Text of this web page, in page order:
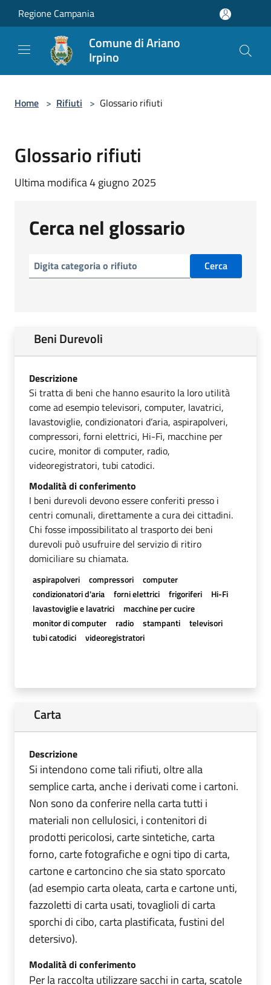
Salta al contenuto principale
Regione Campania
Comune di Ariano
Irpino
Home > Rifiuti > Glossario rifiuti
Glossario rifiuti
Ultima modifica 4 giugno 2025
Cerca nel glossario
Cerca
Beni Durevoli
Descrizione
Si tratta di beni che hanno esaurito la loro utilità
come ad esempio televisori, computer, lavatrici,
lavastoviglie, condizionatori d’aria, aspirapolveri,
compressori, forni elettrici, Hi-Fi, macchine per
cucire, monitor di computer, radio,
videoregistratori, tubi catodici.
Modalità di conferimento
I beni durevoli devono essere conferiti presso i
centri comunali, direttamente a cura dei cittadini.
Chi fosse impossibilitato al trasporto dei beni
durevoli può usufruire del servizio di ritiro
domiciliare su chiamata.
aspirapolveri compressori
computer
condizionatori d'aria
forni elettrici frigoriferi
Hi-Fi
lavastoviglie e lavatrici
macchine per cucire
monitor di computer
radio stampanti
televisori
tubi catodici
videoregistratori
Carta
Descrizione
Si intendono come tali rifiuti, oltre alla
semplice carta, anche i derivati come i cartoni.
Non sono da conferire nella carta tutti i
materiali non cellulosici, i contenitori di
prodotti pericolosi, carte sintetiche, carta
forno, carte fotografiche e ogni tipo di carta,
cartone e cartoncino che sia stato sporcato
(ad esempio carta oleata, carta e cartone unti,
fazzoletti di carta usati, tovaglioli di carta
sporchi di cibo, carta plastificata, fustini del
detersivo).
Modalità di conferimento
Per la raccolta utilizzare sacchi in carta, scatole